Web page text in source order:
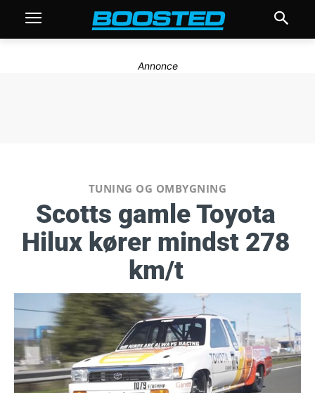
Annonce
TUNING OG OMBYGNING
Scotts gamle Toyota
Hilux kører mindst 278
km/t